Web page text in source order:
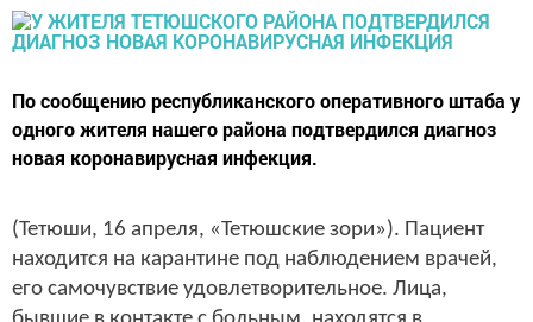
По сообщению республиканского оперативного штаба у
одного жителя нашего района подтвердился диагноз
новая коронавирусная инфекция.
(Тетюши, 16 апреля, «Тетюшские зори»). Пациент
находится на карантине под наблюдением врачей,
его самочувствие удовлетворительное. Лица,